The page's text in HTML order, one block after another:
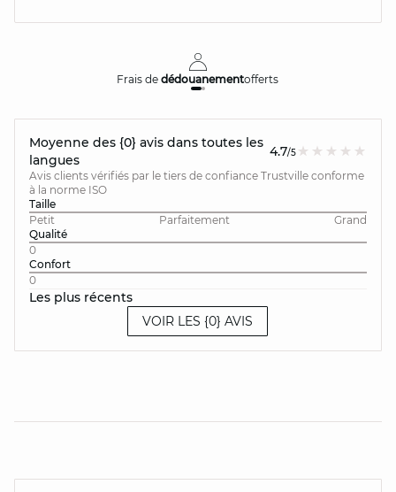
Frais dedédouanementofferts
Moyenne des {0} avis dans toutes les
langues
4.7/5
Avis clients vérifiés par le tiers de confiance Trustville conforme
à la norme ISO
Taille
Petit
Parfaitement
Grand
Qualité
0
Confort
0
Les plus récents
VOIR LES {0} AVIS